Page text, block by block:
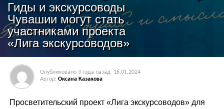
Гиды и экскурсоводы
Чувашии могут стать
участниками проекта
«Лига экскурсоводов»
Опубликовано 3 года назад
16.01.2024
Автор: Оксана Казакова
Просветительский проект «Лига экскурсоводов» для